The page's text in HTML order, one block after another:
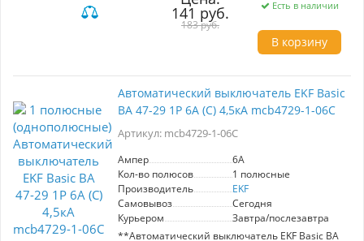
номинальным напряжением 230/400 В и
частотой 50 Гц. Обеспечивает защиту от
короткого замыкания и перегрева.
Однополюсный, с номинальным током 40А и
Изготовлен из высококачественных
материалов: полностью медные расцепители
и пламягасители, прочный пластик. Простота
установки и высокая надежность механизмов
электрооборудования. Производитель: EKF.
141 руб.
183 руб.
Есть в наличии
В корзину
Автоматический выключатель EKF Basic
ВА 47-29 1P 6А (С) 4,5кА mcb4729-1-06C
Артикул: mcb4729-1-06C
Ампер
6A
Кол-во полюсов
1 полюсные
Производитель
EKF
Самовывоз
Сегодня
Курьером
Завтра/послезавтра
**Автоматический выключатель EKF Basic ВА